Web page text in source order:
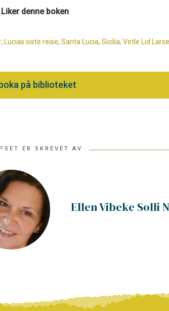
Liker denne boken
, Lucias siste reise, Santa Lucia, Sicilia, Vetle Lid
på biblioteket
ER SKREVET AV
Ellen Vibeke Solli